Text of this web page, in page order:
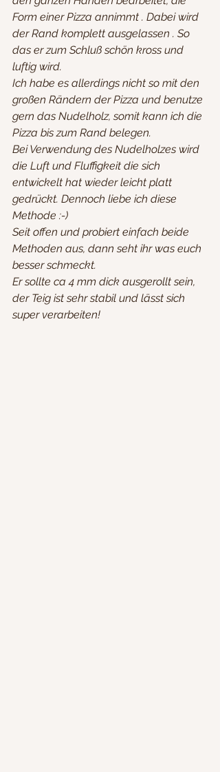
Form einer Pizza annimmt . Dabei wird
der Rand komplett ausgelassen . So
das er zum Schluß schön kross und
luftig wird.
Ich habe es allerdings nicht so mit den
großen Rändern der Pizza und benutze
gern das Nudelholz, somit kann ich die
Pizza bis zum Rand belegen.
Bei Verwendung des Nudelholzes wird
die Luft und Fluffigkeit die sich
entwickelt hat wieder leicht platt
gedrückt. Dennoch liebe ich diese
Methode :-)
Seit offen und probiert einfach beide
Methoden aus, dann seht ihr was euch
besser schmeckt.
Er sollte ca 4 mm dick ausgerollt sein,
der Teig ist sehr stabil und lässt sich
super verarbeiten!